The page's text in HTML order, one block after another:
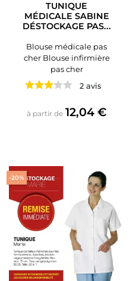
TUNIQUE
MÉDICALE SABINE
DÉSTOCKAGE PAS...
Blouse médicale pas
cher Blouse infirmière
pas cher
2 avis
à partir de Prix
12,04 €
-20%